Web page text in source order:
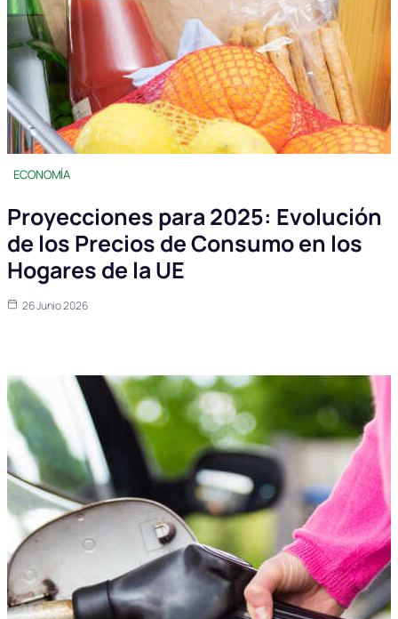
ECONOMÍA
Proyecciones para 2025: Evolución
de los Precios de Consumo en los
Hogares de la UE
26 Junio 2026